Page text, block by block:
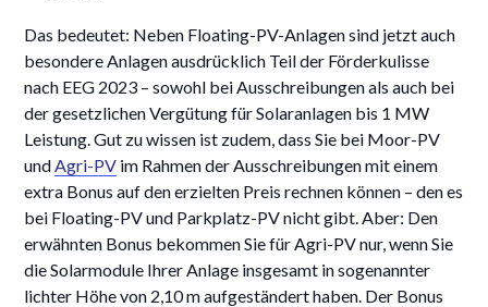
Das bedeutet: Neben Floating-PV-Anlagen sind jetzt auch
besondere Anlagen ausdrücklich Teil der Förderkulisse
nach EEG 2023 – sowohl bei Ausschreibungen als auch bei
der gesetzlichen Vergütung für Solaranlagen bis 1 MW
Leistung. Gut zu wissen ist zudem, dass Sie bei Moor-PV
undAgri-PV im Rahmen der Ausschreibungen mit einem
extra Bonus auf den erzielten Preis rechnen können – den es
bei Floating-PV und Parkplatz-PV nicht gibt. Aber: Den
erwähnten Bonus bekommen Sie für Agri-PV nur, wenn Sie
die Solarmodule Ihrer Anlage insgesamt in sogenannter
lichter Höhe von 2,10 m aufgeständert haben. Der Bonus